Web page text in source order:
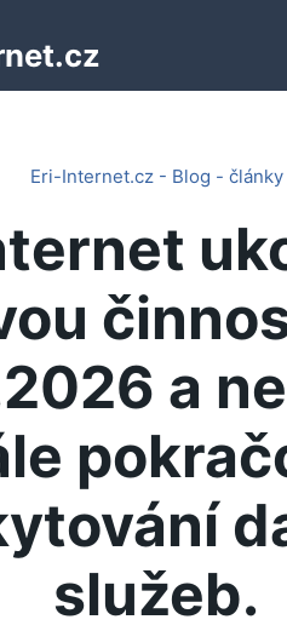
Eri-Internet.cz - Blog - články
a
služeb.